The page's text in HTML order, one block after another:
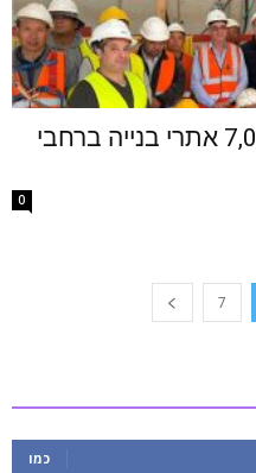
למען הבטיחות: יותר מ-7,000 אתרי בנייה ברחבי
0
7
כמו